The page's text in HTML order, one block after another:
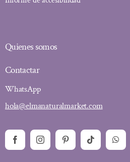
Quienes somos
Contactar
WhatsApp
hola@elmanaturalmarket.com